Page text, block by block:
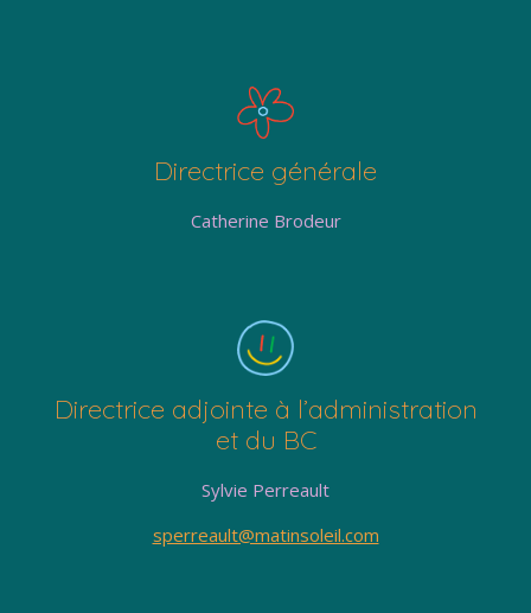
Directrice générale
Catherine Brodeur
Directrice adjointe à l’administration
et du BC
Sylvie Perreault
sperreault@matinsoleil.com